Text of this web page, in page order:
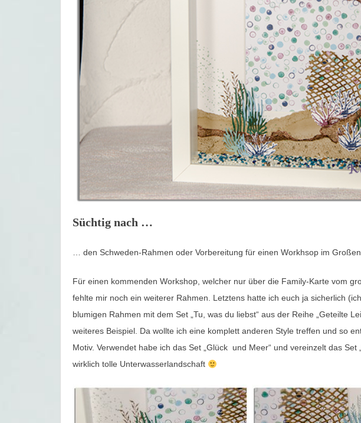
Süchtig nach …
… den Schweden-Rahmen oder Vorbereitung für einen Workhsop im
Für einen kommenden Workshop, welcher nur über die Family-Karte vom
fehlte mir noch ein weiterer Rahmen. Letztens hatte ich euch ja sicherlich
blumigen Rahmen mit dem Set „Tu, was du liebst“ aus der Reihe „Geteilte
weiteres Beispiel. Da wollte ich eine komplett anderen Style treffen und so
Motiv. Verwendet habe ich das Set „Glück und Meer“ und vereinzelt das Set
wirklich tolle Unterwasserlandschaft